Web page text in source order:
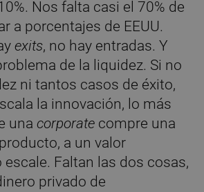
Nos falta casi el 70% de
a porcentajes de EEUU.
exits, no hay entradas. Y
de la liquidez. Si no
ni tantos casos de éxito,
la innovación, lo más
unacorporate compre una
a un valor
Faltan las dos cosas,
privado de